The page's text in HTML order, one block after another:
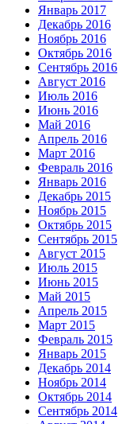
Январь 2017
Декабрь 2016
Ноябрь 2016
Октябрь 2016
Сентябрь 2016
Август 2016
Июль 2016
Июнь 2016
Май 2016
Апрель 2016
Март 2016
Февраль 2016
Январь 2016
Декабрь 2015
Ноябрь 2015
Октябрь 2015
Сентябрь 2015
Август 2015
Июль 2015
Июнь 2015
Май 2015
Апрель 2015
Март 2015
Февраль 2015
Январь 2015
Декабрь 2014
Ноябрь 2014
Октябрь 2014
Сентябрь 2014